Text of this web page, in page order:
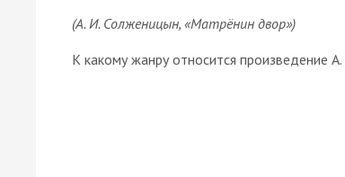
(А. И. Солженицын, «Матрёнин двор»)
К какому жанру относится произведение